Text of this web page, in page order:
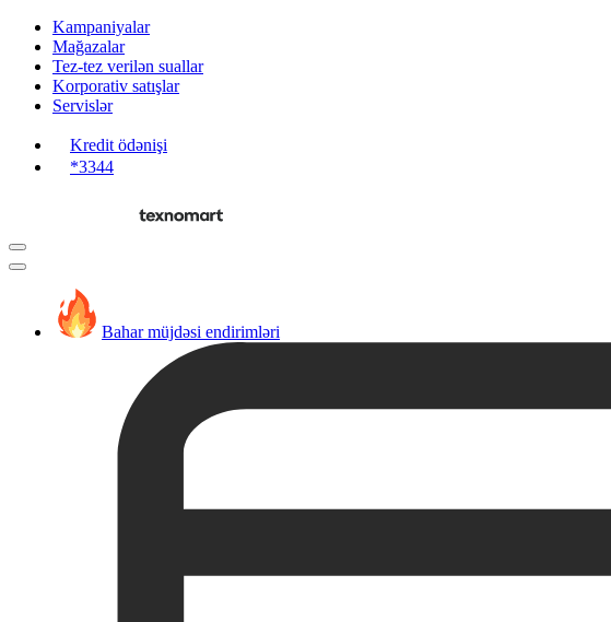
Kampaniyalar
Mağazalar
Tez-tez verilən suallar
Korporativ satışlar
Servislər
Kredit ödənişi
*3344
Bahar müjdəsi endirimləri